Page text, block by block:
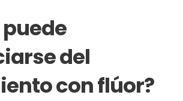
del
con flúor?